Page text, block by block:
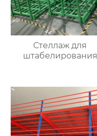
Стеллаж для
штабелирования